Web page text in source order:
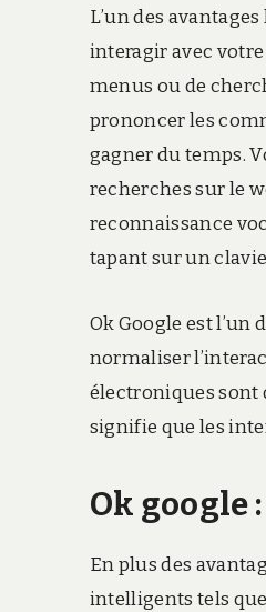
L’un des
interagir avec votre
menus ou de
prononcer les
gagner du temps.
recherches sur le
reconnaissance
tapant sur un
Ok Google est
normaliser
électroniques sont
signifie que les
Ok google
En plus des
intelligents tels